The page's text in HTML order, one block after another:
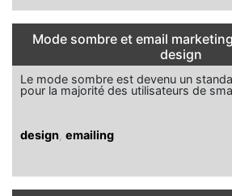
Mode sombre et email
design
Le mode sombre est devenu un
pour la majorité des utilisateurs de
design emailing